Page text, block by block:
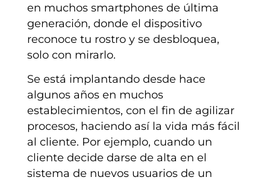
en muchos smartphones de última
generación, donde el dispositivo
reconoce tu rostro y se desbloquea,
solo con mirarlo.
Se está implantando desde hace
algunos años en muchos
establecimientos, con el fin de agilizar
procesos, haciendo así la vida más fácil
al cliente. Por ejemplo, cuando un
cliente decide darse de alta en el
sistema de nuevos usuarios de un